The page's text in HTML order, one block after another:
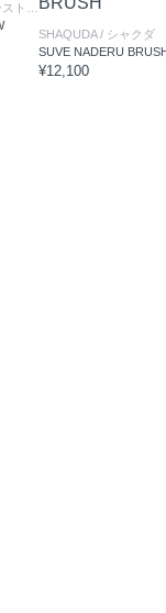
チピロー
SHAQUDA/ シャクダ
SUVE NADERU
¥12,100